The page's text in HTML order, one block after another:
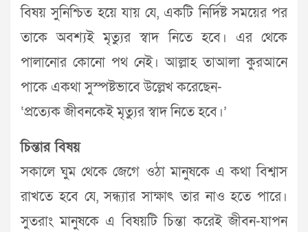
বিষয় সুনিশ্চিত হয়ে যায় যে, একটি নির্দিষ্ট সময়ের পর
তাকে অবশ্যই মৃত্যুর স্বাদ নিতে হবে। এর থেকে
পালানোর কোনো পথ নেই। আল্লাহ তাআলা কুরআনে
পাকে একথা সুস্পষ্টভাবে উল্লেখ করেছেন-
‘প্রত্যেক জীবনকেই মৃত্যুর স্বাদ নিতে হবে।’
চিন্তার বিষয়
সকালে ঘুম থেকে জেগে ওঠা মানুষকে এ কথা বিশ্বাস
রাখতে হবে যে, সন্ধ্যার সাক্ষাৎ তার নাও হতে পারে।
সুতরাং মানুষকে এ বিষয়টি চিন্তা করেই জীবন-যাপন